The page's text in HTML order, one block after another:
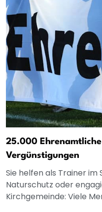
25.000
Vergünstigungen
Sie helfen als Trainer
Naturschutz oder
Kirchgemeinde: Viele